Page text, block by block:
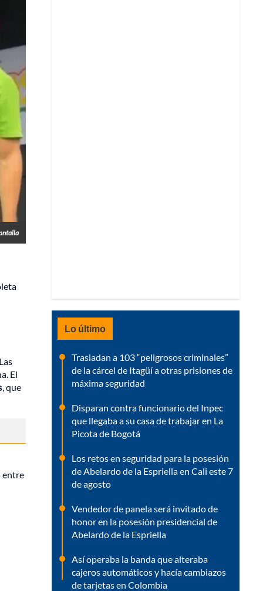
El
, que
entre
Lo último
Trasladan a 103 “peligrosos criminales”
de la cárcel de Itagüí a otras prisiones de
máxima seguridad
Disparan contra funcionario del Inpec
que llegaba a su casa de trabajar en La
Picota de Bogotá
Los retos en seguridad para la posesión
de Abelardo de la Espriella en Cali este 7
de agosto
Vendedor de panela será invitado de
honor en la posesión presidencial de
Abelardo de la Espriella
Así operaba la banda que alteraba
cajeros automáticos y hacía cambiazos
de tarjetas en Colombia